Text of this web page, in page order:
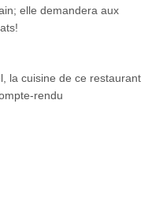
elle demandera aux
la cuisine de ce restaurant
rendu